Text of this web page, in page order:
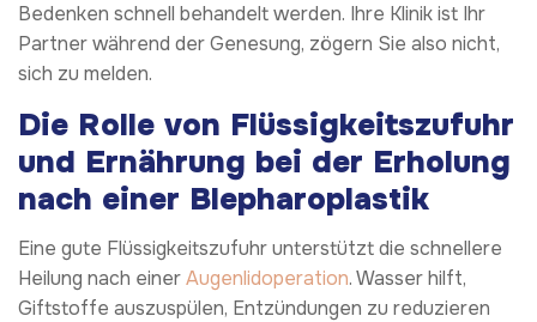
Bedenken schnell behandelt werden. Ihre Klinik ist Ihr
Partner während der Genesung, zögern Sie also nicht,
sich zu melden.
Die Rolle von Flüssigkeitszufuhr
und Ernährung bei der Erholung
nach einer Blepharoplastik
Eine gute Flüssigkeitszufuhr unterstützt die schnellere
Heilung nach einerAugenlidoperation. Wasser hilft,
Giftstoffe auszuspülen, Entzündungen zu reduzieren